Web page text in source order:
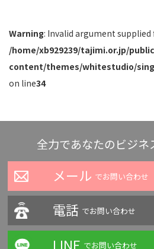
Warning: Invalid argument
/home/xb929239/tajimi.or.jp/
content/themes/whitestudio/
on line34
全力であなたのビジネ
メール でお問い合わせ
電話 でお問い合わせ
LINE でお問い合わせ